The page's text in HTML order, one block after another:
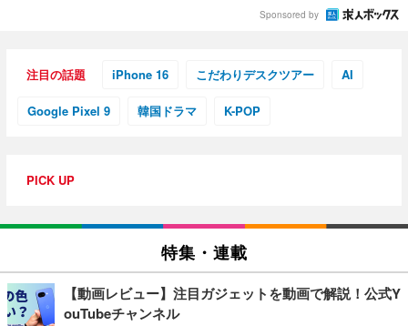
Sponsored by
注目の話題 iPhone 16 こだわりデスクツアー AI
Google Pixel 9 韓国ドラマ K-POP
PICK UP
特集・連載
【動画レビュー】注目ガジェットを動画で解説！公式Y
ouTubeチャンネル